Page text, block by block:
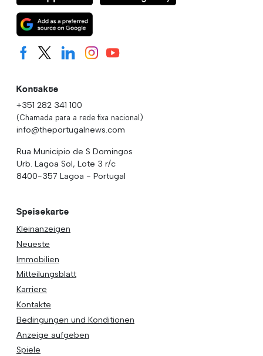
Kontakte
+351 282 341 100
(Chamada para a rede fixa nacional)
info@theportugalnews.com
Rua Municipio de S Domingos
Urb. Lagoa Sol, Lote 3 r/c
8400-357 Lagoa - Portugal
Speisekarte
Kleinanzeigen
Neueste
Immobilien
Mitteilungsblatt
Karriere
Kontakte
Bedingungen und Konditionen
Anzeige aufgeben
Spiele